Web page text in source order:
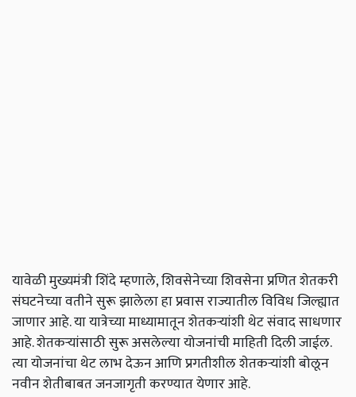
यावेळी मुख्यमंत्री शिंदे म्हणाले, शिवसेनेच्या शिवसेना प्रणित शेतकरी
संघटनेच्या वतीने सुरू झालेला हा प्रवास राज्यातील विविध जिल्ह्यात
जाणार आहे. या यात्रेच्या माध्यामातून शेतकऱ्यांशी थेट संवाद साधणार
आहे. शेतकऱ्यांसाठी सुरू असलेल्या योजनांची माहिती दिली जाईल.
त्या योजनांचा थेट लाभ देऊन आणि प्रगतीशील शेतकऱ्यांशी बोलून
नवीन शेतीबाबत जनजागृती करण्यात येणार आहे.